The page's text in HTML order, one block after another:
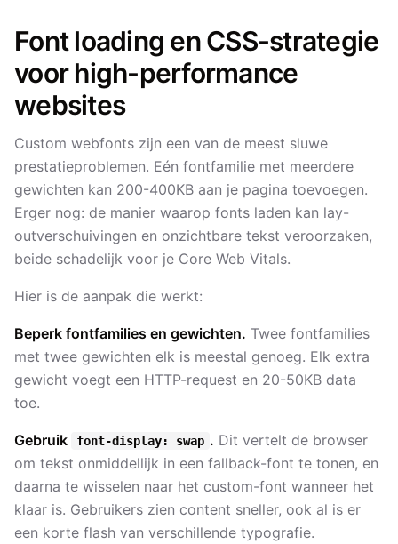
Font loading en CSS-strategie
voor high-performance
websites
Custom webfonts zijn een van de meest sluwe
prestatieproblemen. Eén fontfamilie met meerdere
gewichten kan 200-400KB aan je pagina toevoegen.
Erger nog: de manier waarop fonts laden kan lay-
outverschuivingen en onzichtbare tekst veroorzaken,
beide schadelijk voor je Core Web Vitals.
Hier is de aanpak die werkt:
Beperk fontfamilies en gewichten. Twee fontfamilies
met twee gewichten elk is meestal genoeg. Elk extra
gewicht voegt een HTTP-request en 20-50KB data
toe.
Gebruik font-display: swap . Dit vertelt de browser
om tekst onmiddellijk in een fallback-font te tonen, en
daarna te wisselen naar het custom-font wanneer het
klaar is. Gebruikers zien content sneller, ook al is er
een korte flash van verschillende typografie.